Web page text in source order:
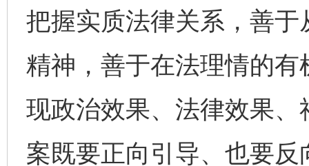
把握实质法律关系，善
精神，善于在法理情的
现政治效果、法律效果
案既要正向引导、也要